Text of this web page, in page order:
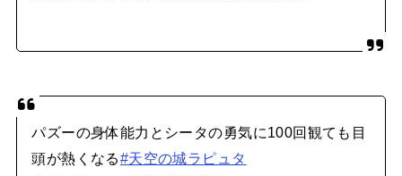
パズーの身体能力とシータの勇気に100回観ても目
頭が熱くなる#天空の城ラピュタ